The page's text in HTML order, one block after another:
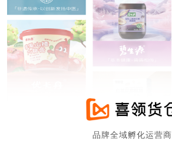
品牌全域孵化运营商